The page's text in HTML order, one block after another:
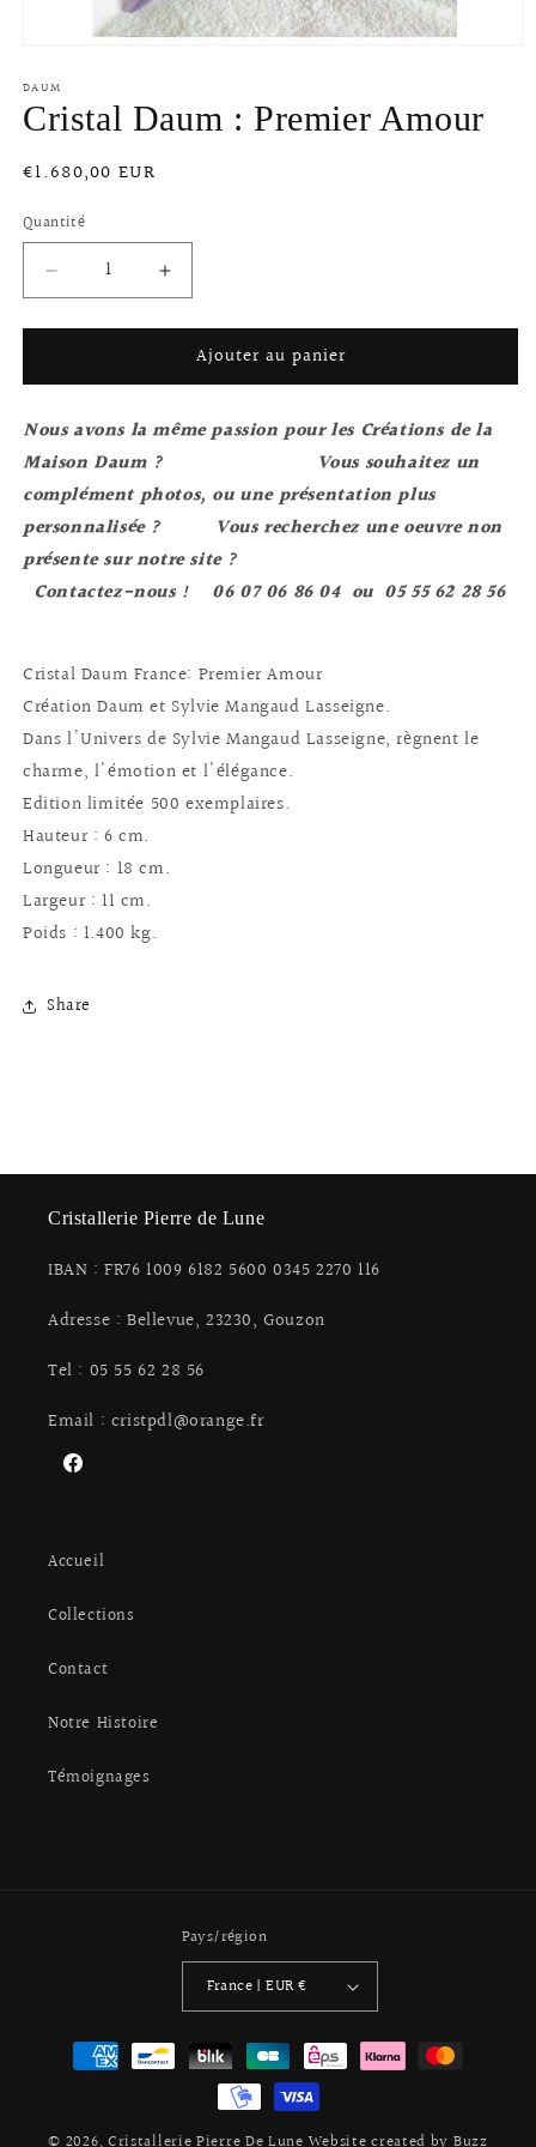
média
1
dans
modale
DAUM
Cristal Daum : Premier Amour
Prix
€1.680,00 EUR
Quantité
Réduire
la
quantité
Cristal
:
Premier
Amour
Augmenter
la
quantité
Cristal
:
Ajouter au panier
Nous avons la même passion pour les Créations de la
Maison Daum ?
Vous souhaitez un
complément photos, ou une présentation plus
personnalisée ? Vous recherchez une oeuvre non
présente sur notre site ?
Contactez-nous ! 06 07 06 86 04 ou 05 55 62 28 56
Cristal Daum France: Premier Amour
Création Daum et Sylvie Mangaud Lasseigne.
Dans l'Univers de Sylvie Mangaud Lasseigne, règnent le
charme, l'émotion et l'élégance.
Edition limitée 500 exemplaires.
Hauteur : 6 cm.
Longueur : 18 cm.
Largeur : 11 cm.
Poids : 1.400 kg.
Share
Cristallerie Pierre de Lune
IBAN : FR76 1009 6182 5600 0345 2270 116
Adresse : Bellevue, 23230, Gouzon
Tel : 05 55 62 28 56
Email : cristpdl@orange.fr
Facebook
Accueil
Collections
Contact
Notre Histoire
Témoignages
Pays/région
France | EUR €
Moyens